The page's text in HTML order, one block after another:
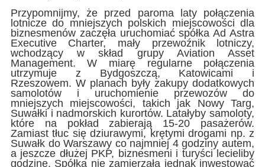
Przypomnijmy, że przed paroma laty połączenia
lotnicze do mniejszych polskich miejscowości dla
biznesmenów zaczęła uruchomiać spółka Ad Astra
Executive Charter, mały przewoźnik lotniczy,
wchodzący w skład grupy Aviation Asset
Management. W miarę regularne połączenia
utrzymuje z Bydgoszczą, Katowicami i
Rzeszowem. W planach były zakupy dodatkowych
samolotów i uruchomienie przewozów do
mniejszych miejscowości, takich jak Nowy Targ,
Suwałki i nadmorskich kurortów. Latałyby samoloty,
które na pokład zabierają 15-20 pasażerów.
Zamiast tłuc się dziurawymi, krętymi drogami np. z
Suwałk do Warszawy co najmniej 4 godziny autem,
a jeszcze dłużej PKP, biznesmeni i turyści lecieliby
godzinę. Spółka nie zamierzała jednak inwestować